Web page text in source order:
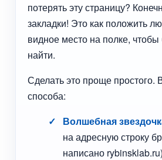
потерять эту страницу?
закладки! Это как положить
видное место на полке,
найти.
Сделать это проще простого.
способа:
Волшебная
на адресную строку
написано